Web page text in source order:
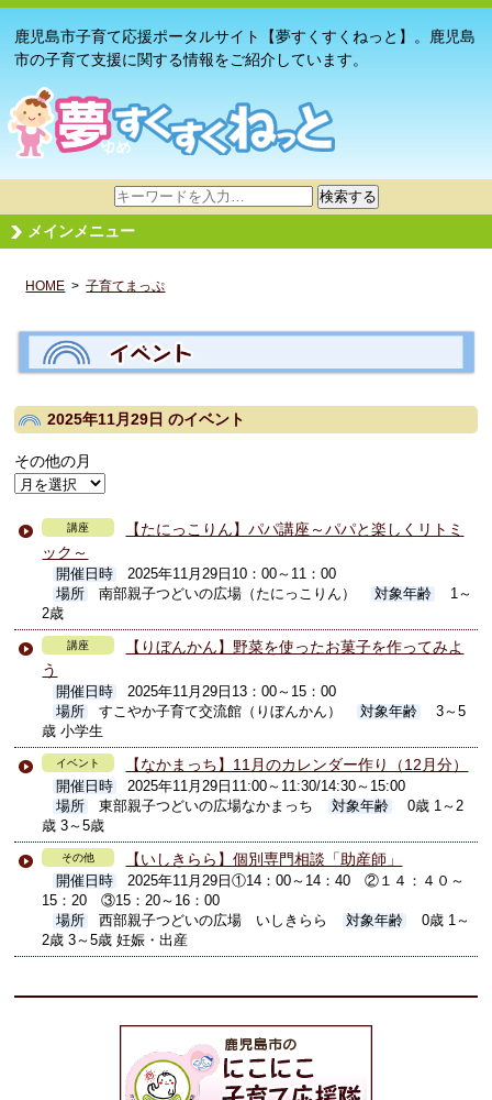
鹿児島市子育て応援ポータルサイト【夢すくすくねっと】。鹿児島
市の子育て支援に関する情報をご紹介しています。
サ
イ
ト
検
検索する
メインメニュー
HOME >子育てまっぷ
2025年11月29日のイベント
その他の月
講座
【たにっこりん】パパ講座～パパと楽しくリトミ
ック～
開催日時
2025年11月29日10：00～11：00
場所
南部親子つどいの広場（たにっこりん） 対象年齢
1～
2歳
講座
【りぼんかん】野菜を使ったお菓子を作ってみよ
う
開催日時
2025年11月29日13：00～15：00
場所
すこやか子育て交流館（りぼんかん） 対象年齢
3～5
歳 小学生
イベント 【なかまっち】11月のカレンダー作り（12月分）
開催日時
2025年11月29日11:00～11:30/14:30～15:00
場所
東部親子つどいの広場なかまっち 対象年齢
0歳 1～2
歳 3～5歳
その他 【いしきらら】個別専門相談「助産師」
開催日時
2025年11月29日①14：00～14：40 ②１４：４０～
15：20 ③15：20～16：00
場所
西部親子つどいの広場 いしきらら 対象年齢
0歳 1～
2歳 3～5歳 妊娠・出産